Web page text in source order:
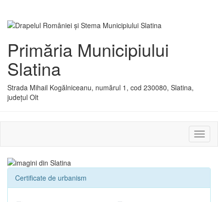
Primăria Municipiului
Slatina
Strada Mihail Kogălniceanu, numărul 1, cod 230080, Slatina,
județul Olt
sau
Certificate de urbanism